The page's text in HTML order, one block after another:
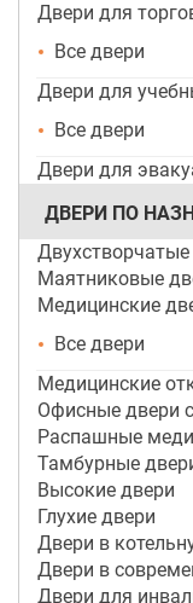
Двери для
Все двери
Двери для
Все двери
Двери для
ДВЕРИ ПО
Маятниковые
Медицинские
Все двери
Медицинские
Офисные двери
Распашные
Тамбурные
Высокие двери
Глухие двери
Двери в
Двери в
Двери для